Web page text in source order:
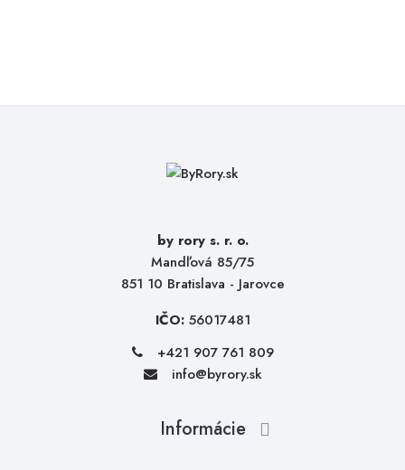
by rory s. r. o.
Mandľová 85/75
851 10 Bratislava - Jarovce
IČO: 56017481
+421 907 761 809
info@byrory.sk
Informácie